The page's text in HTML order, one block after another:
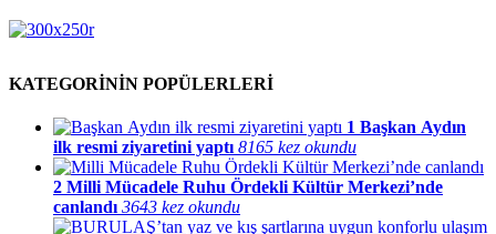
KATEGORİNİN POPÜLERLERİ
1 Başkan Aydın
ilk resmi ziyaretini yaptı 8165 kez okundu
2 Milli Mücadele Ruhu Ördekli Kültür Merkezi’nde
canlandı 3643 kez okundu